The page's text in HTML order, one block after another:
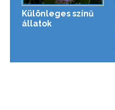
Különleges színű
állatok